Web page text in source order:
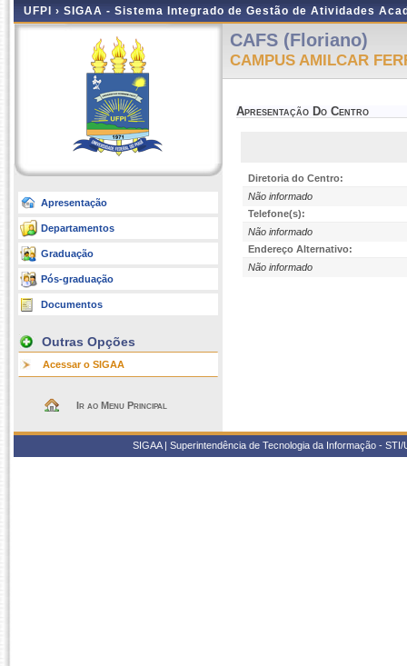
UFPI › SIGAA - Sistema Integrado de Gestão de Atividades
Apresentação
Departamentos
Graduação
Pós-graduação
Documentos
Outras Opções
Acessar o SIGAA
Ir ao Menu Principal
CAFS (Floriano)
CAMPUS AMILCAR
Apresentação Do Centro
Diretoria do Centro:
Não informado
Telefone(s):
Não informado
Endereço Alternativo:
Não informado
SIGAA | Superintendência de Tecnologia da Informação -